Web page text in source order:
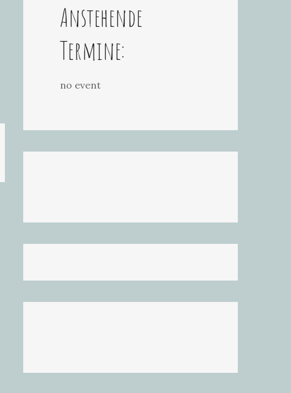
Anstehende
Termine:
no event